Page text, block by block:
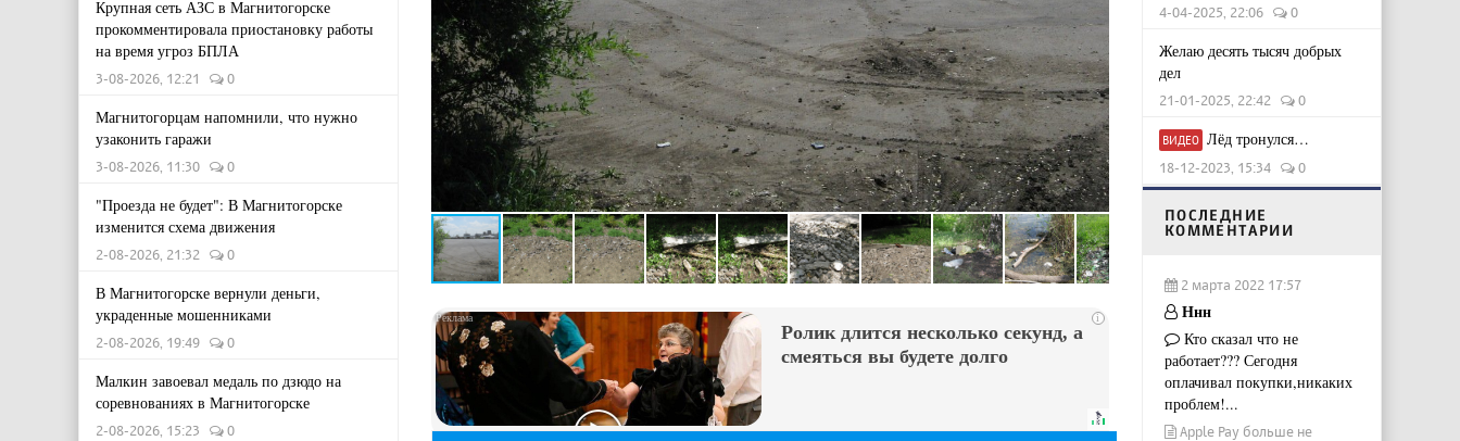
Крупная сеть АЗС в Магнитогорске
прокомментировала приостановку работы
на время угроз БПЛА
3-08-2026, 12:21 0
Магнитогорцам напомнили, что нужно
узаконить гаражи
3-08-2026, 11:30 0
"Проезда не будет": В Магнитогорске
изменится схема движения
2-08-2026, 21:32 0
В Магнитогорске вернули деньги,
украденные мошенниками
2-08-2026, 19:49 0
Малкин завоевал медаль по дзюдо на
соревнованиях в Магнитогорске
2-08-2026, 15:23 0
i
Ролик длится несколько секунд, а
смеяться вы будете долго
4-04-2025, 22:06 0
Желаю десять тысяч добрых
дел
21-01-2025, 22:42 0
ВИДЕО Лёд тронулся…
18-12-2023, 15:34 0
ПОСЛЕДНИЕ
КОММЕНТАРИИ
2 марта 2022 17:57
Ннн
Кто сказал что не
работает??? Сегодня
оплачивал покупки,никаких
проблем!...
Apple Pay больше не